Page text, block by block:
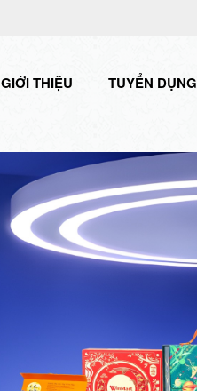
GIỚI THIỆU TUYỂN DỤNG